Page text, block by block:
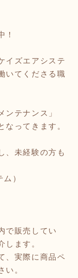
！
イズエアシステ
いてくださる職
ンテナンス」
なってきます。
、未経験の方も
）
で販売してい
します。
、実際に商品ペ
い。